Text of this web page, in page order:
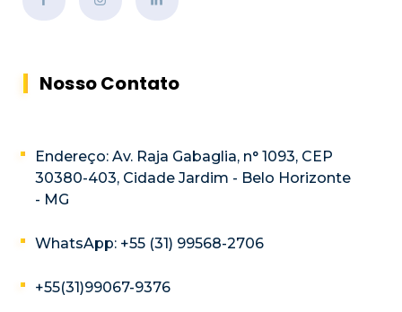
Nosso Contato
Endereço: Av. Raja Gabaglia, n° 1093, CEP
30380-403, Cidade Jardim - Belo Horizonte
- MG
WhatsApp: +55 (31) 99568-2706
+55(31)99067-9376